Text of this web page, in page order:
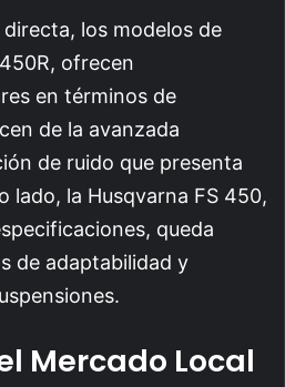
los modelos de
ofrecen
en términos de
de la avanzada
de ruido que presenta
lado, la Husqvarna FS 450,
queda
de adaptabilidad y
Mercado Local